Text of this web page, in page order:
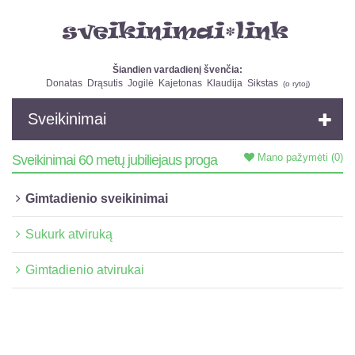
Šiandien vardadienį švenčia:
Donatas
Drąsutis Jogilė Kajetonas Klaudija Sikstas (o rytoj)
Sveikinimai
Mano pažymėti (0)
Sveikinimai 60 metų jubiliejaus proga
Gimtadienio sveikinimai
Sukurk atviruką
Gimtadienio atvirukai